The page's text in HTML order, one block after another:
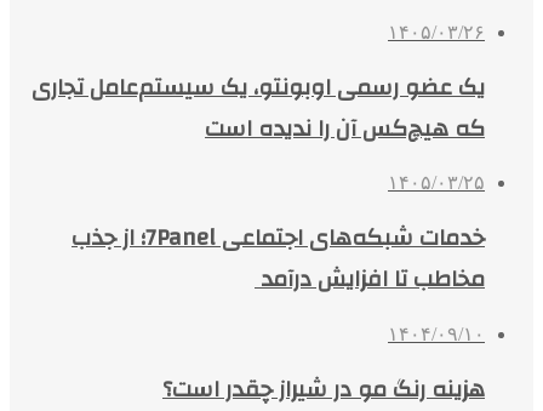
۱۴۰۵/۰۳/۲۶
یک عضو رسمی اوبونتو، یک سیستم‌عامل تجاری
که هیچ‌کس آن را ندیده است
۱۴۰۵/۰۳/۲۵
خدمات شبکه‌های اجتماعی 7Panel؛ از جذب
مخاطب تا افزایش درآمد
۱۴۰۴/۰۹/۱۰
هزینه رنگ مو در شیراز چقدر است؟